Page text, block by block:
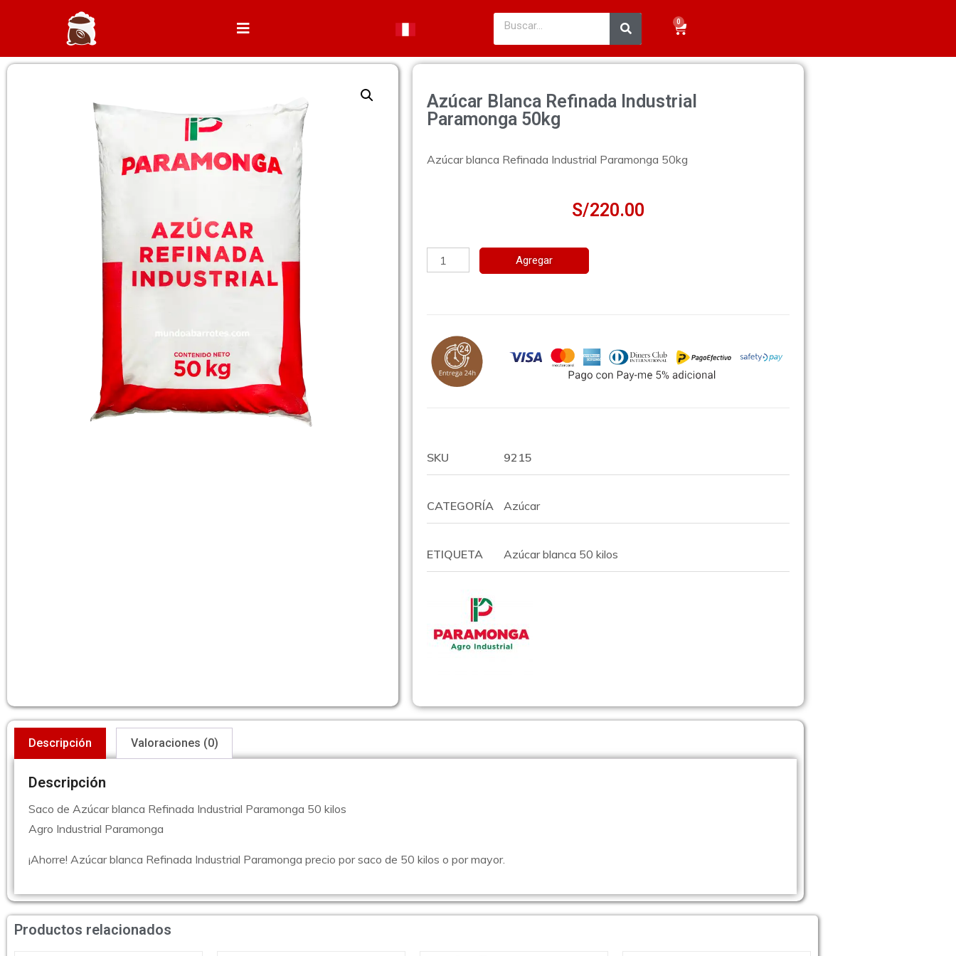
0
Azúcar Blanca Refinada Industrial
Paramonga 50kg
Azúcar blanca Refinada Industrial Paramonga 50kg
S/220.00
Agregar
SKU 9215
CATEGORÍA Azúcar
ETIQUETA Azúcar blanca 50 kilos
Descripción Valoraciones (0)
Descripción
Saco de Azúcar blanca Refinada Industrial Paramonga 50 kilos
Agro Industrial Paramonga
¡Ahorre! Azúcar blanca Refinada Industrial Paramonga precio por saco de 50 kilos o por mayor.
Productos relacionados